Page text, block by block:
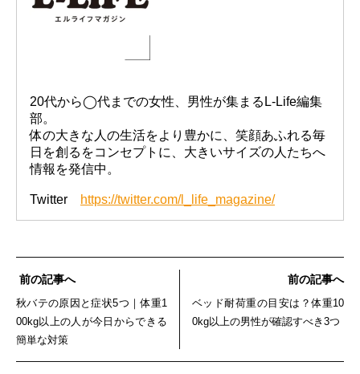
20代から◯代までの女性、男性が集まるL-Life編集
部。
体の大きな人の生活をより豊かに、笑顔あふれる毎
日を創るをコンセプトに、大きいサイズの人たちへ
情報を発信中。
Twitter https://twitter.com/l_life_magazine/
前の記事へ
秋バテの原因と症状5つ｜体重1
00kg以上の人が今日からできる
簡単な対策
前の記事へ
ベッド耐荷重の目安は？体重10
0kg以上の男性が確認すべき3つ